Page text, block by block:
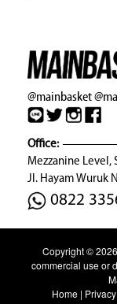
@mainbasket
Office:
Mezzanine Level,
Jl. Hayam Wuruk
0822
Copyright © 2026
commercial use or
Home|